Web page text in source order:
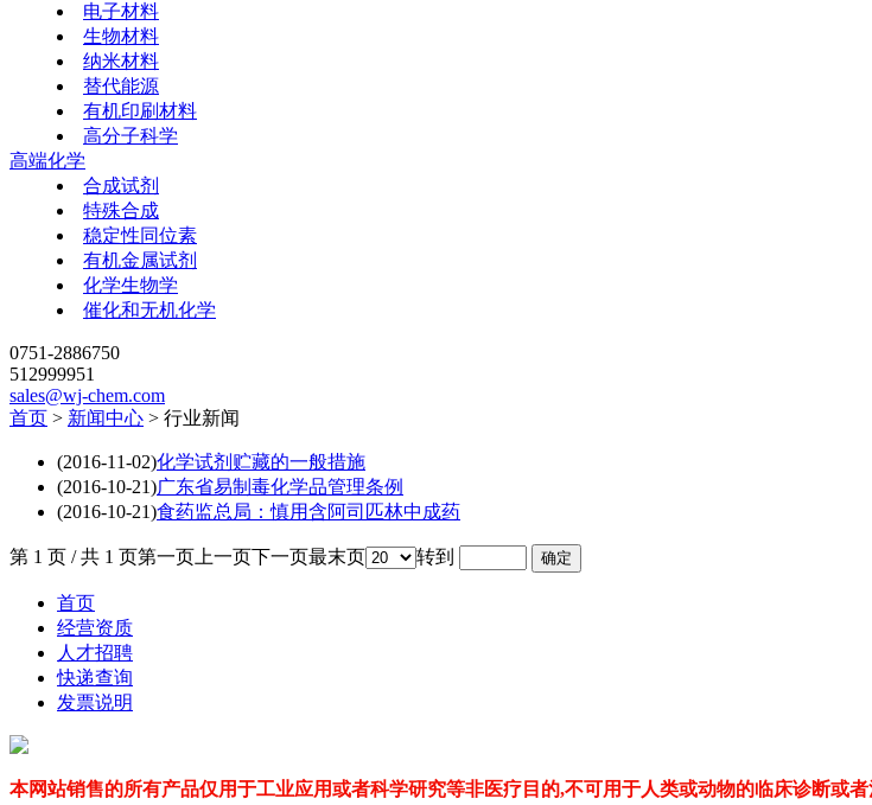
电子材料
生物材料
纳米材料
替代能源
有机印刷材料
高分子科学
高端化学
合成试剂
特殊合成
稳定性同位素
有机金属试剂
化学生物学
催化和无机化学
0751-2886750
512999951
sales@wj-chem.com
首页 > 新闻中心 > 行业新闻
(2016-11-02)化学试剂贮藏的一般措施
(2016-10-21)广东省易制毒化学品管理条例
(2016-10-21)食药监总局：慎用含阿司匹林中成药
第 1 页 / 共 1 页第一页 上一页下一页最末页 转到
首页
经营资质
人才招聘
快递查询
发票说明
本网站销售的所有产品仅用于工业应用或者科学研究等非医疗目的,不可用于人类或动物的临床诊断或者